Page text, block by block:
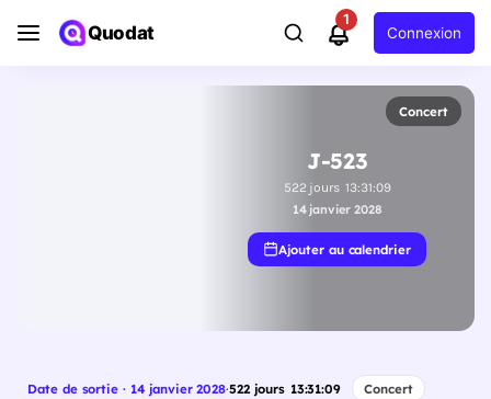
Quodat
1
Connexion
Concert
J-523
522 jours 13:31:08
14 janvier 2028
Ajouter au calendrier
Date de sortie · 14 janvier 2028·522jours 13:31:08 Concert